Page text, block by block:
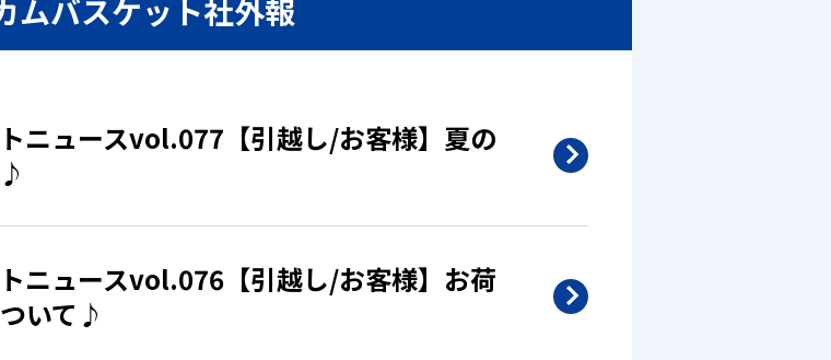
ムバスケット社外報
ニュースvol.077【引越し/お客様】夏の
ニュースvol.076【引越し/お客様】お荷
いて♪